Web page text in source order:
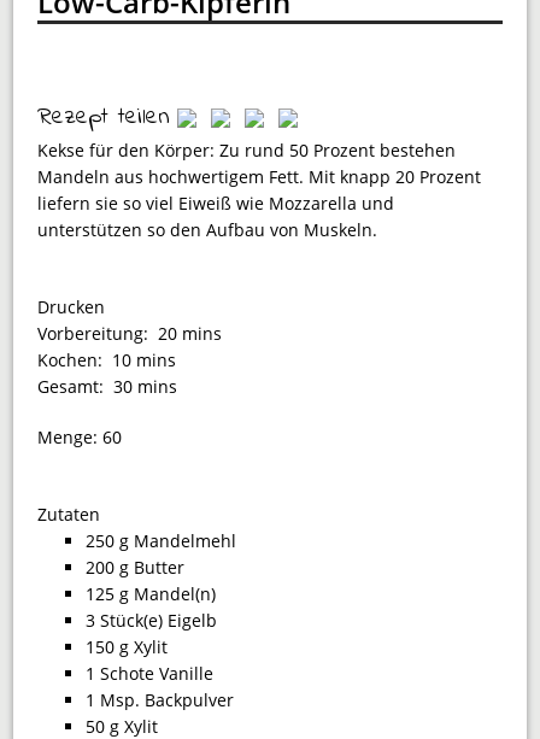
Rezept teilen
Kekse für den Körper: Zu rund 50 Prozent bestehen
Mandeln aus hochwertigem Fett. Mit knapp 20 Prozent
liefern sie so viel Eiweiß wie Mozzarella und
unterstützen so den Aufbau von Muskeln.
Drucken
Vorbereitung: 20 mins
Kochen: 10 mins
Gesamt:30 mins
Menge:60
Zutaten
250 g Mandelmehl
200 g Butter
125 g Mandel(n)
3 Stück(e) Eigelb
150 g Xylit
1 Schote Vanille
1 Msp. Backpulver
50 g Xylit